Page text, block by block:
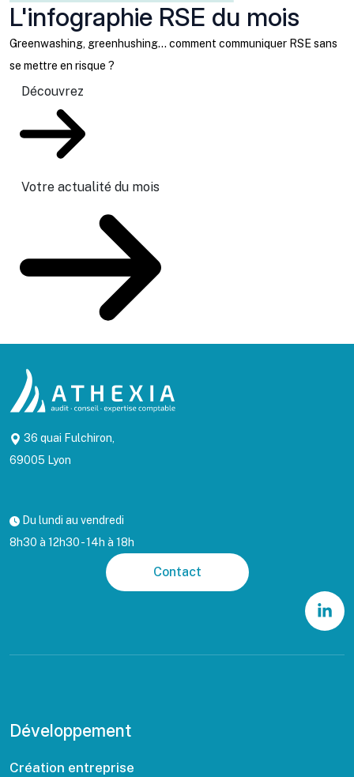
L'infographie RSE du mois
Greenwashing, greenhushing… comment communiquer RSE sans
se mettre en risque ?
Découvrez
Votre actualité du mois
36 quai Fulchiron,
69005 Lyon
Du lundi au vendredi
8h30 à 12h30 - 14h à 18h
Contact
Développement
Création entreprise